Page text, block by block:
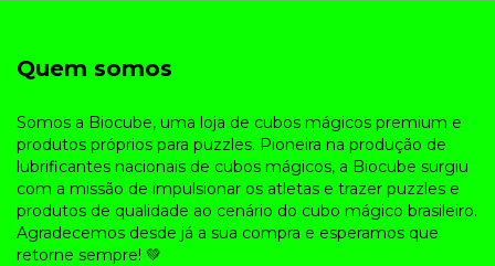
Quem somos
Somos a Biocube, uma loja de cubos mágicos premium e
produtos próprios para puzzles. Pioneira na produção de
lubrificantes nacionais de cubos mágicos, a Biocube surgiu
com a missão de impulsionar os atletas e trazer puzzles e
produtos de qualidade ao cenário do cubo mágico brasileiro.
Agradecemos desde já a sua compra e esperamos que
retorne sempre! 💚